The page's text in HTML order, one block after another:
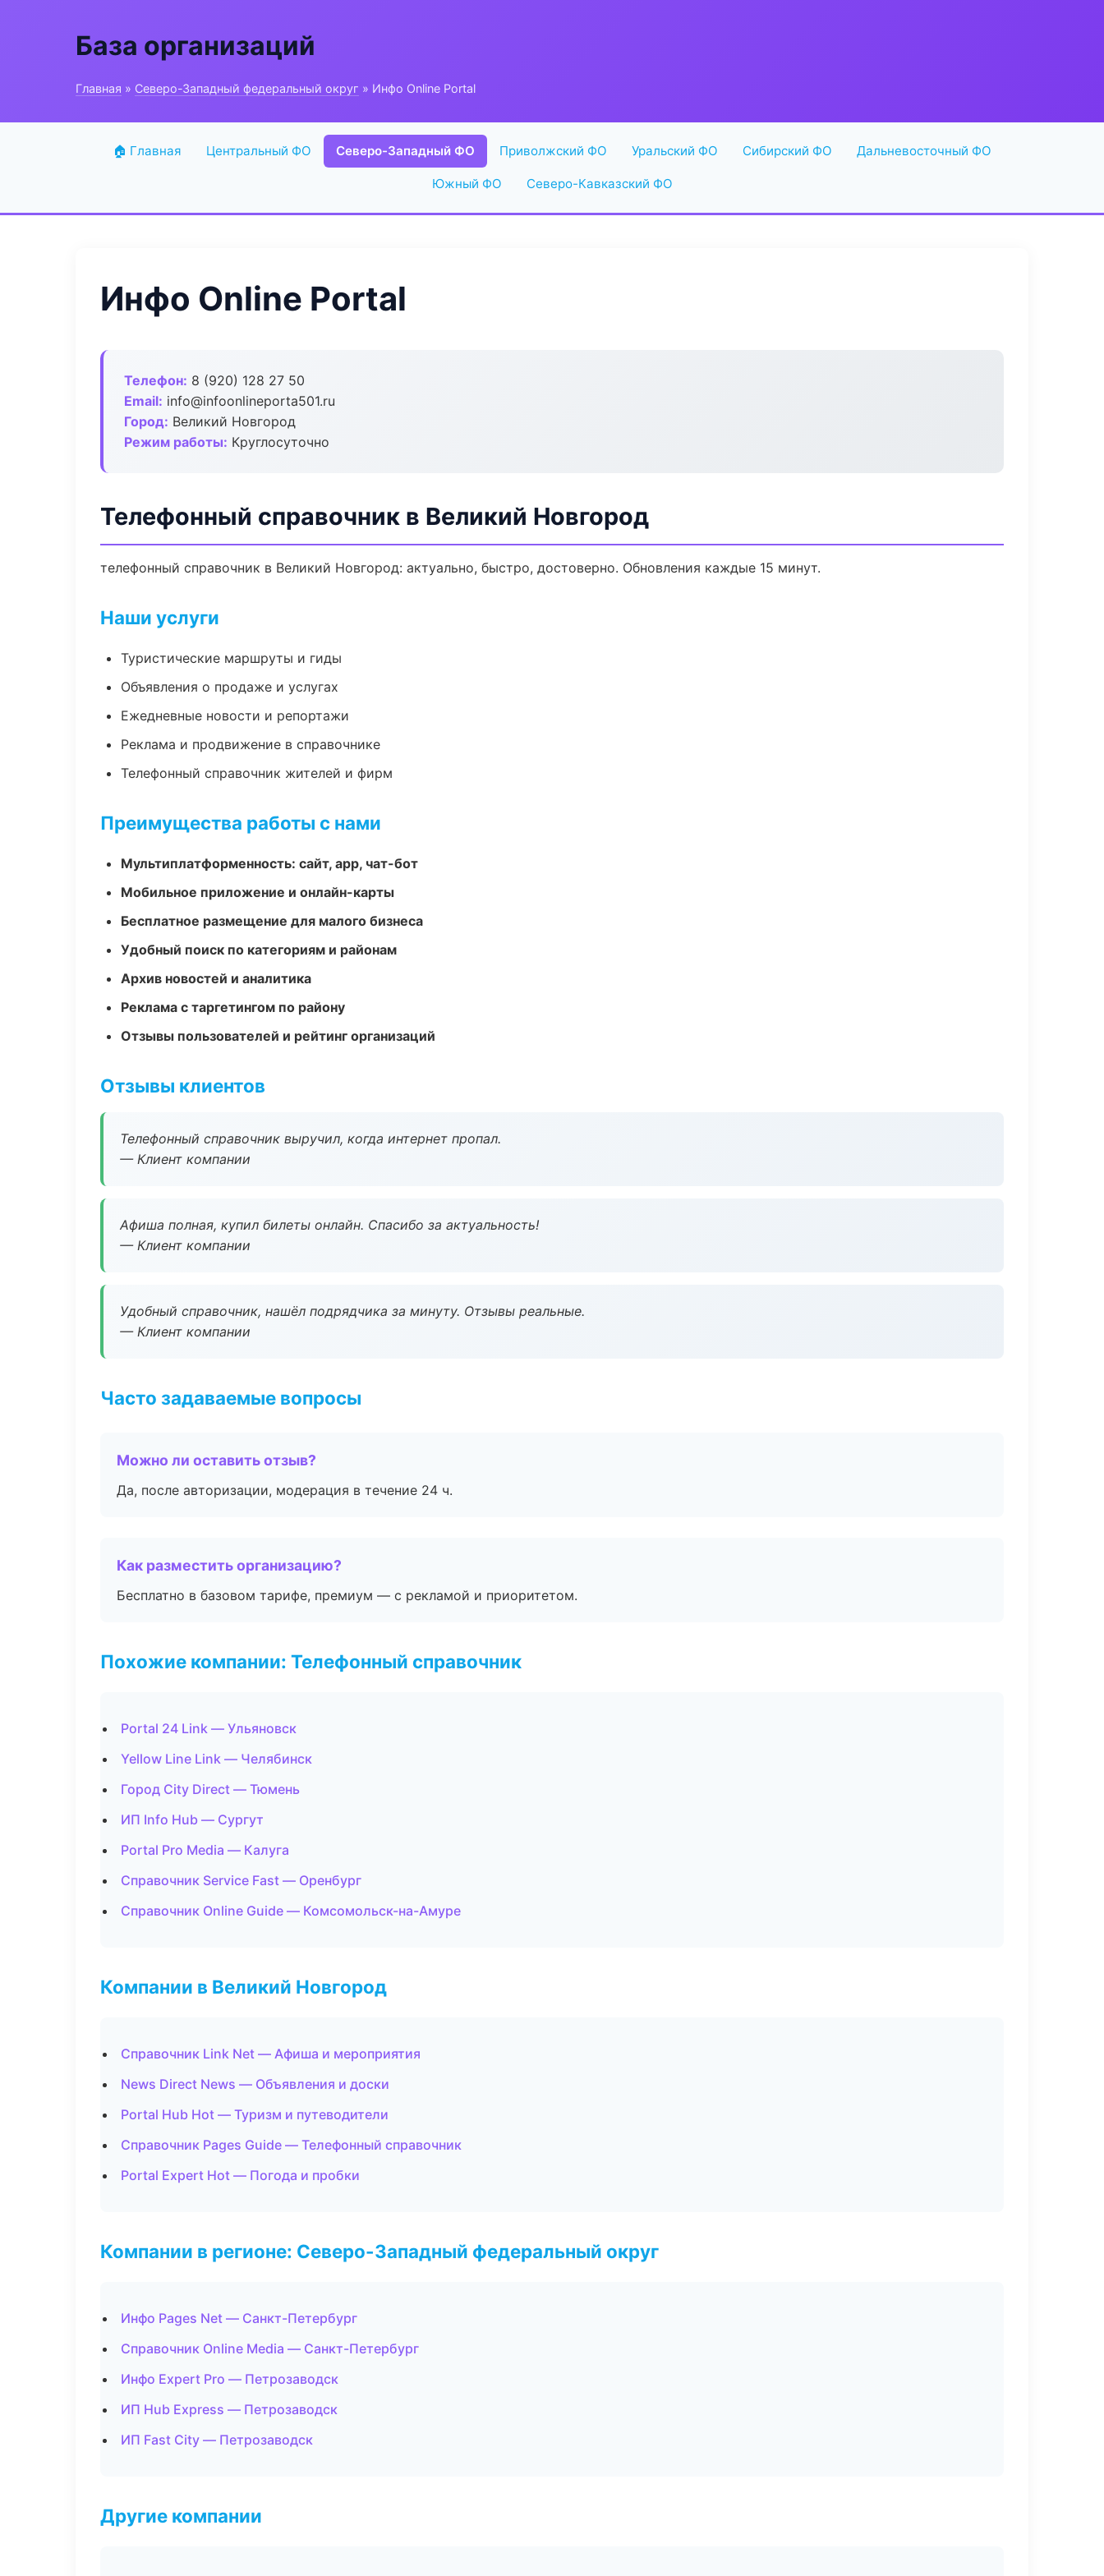
База организаций
Главная » Северо-Западный федеральный округ » Инфо Online Portal
🏠 Главная Центральный ФО Северо-Западный ФО Приволжский ФО Уральский ФО Сибирский ФО Дальневосточный ФО
Южный ФО Северо-Кавказский ФО
Инфо Online Portal
Телефон: 8 (920) 128 27 50
Email: info@infoonlineporta501.ru
Город: Великий Новгород
Режим работы: Круглосуточно
Телефонный справочник в Великий Новгород
телефонный справочник в Великий Новгород: актуально, быстро, достоверно. Обновления каждые 15 минут.
Наши услуги
Туристические маршруты и гиды
Объявления о продаже и услугах
Ежедневные новости и репортажи
Реклама и продвижение в справочнике
Телефонный справочник жителей и фирм
Преимущества работы с нами
Мультиплатформенность: сайт, app, чат-бот
Мобильное приложение и онлайн-карты
Бесплатное размещение для малого бизнеса
Удобный поиск по категориям и районам
Архив новостей и аналитика
Реклама с таргетингом по району
Отзывы пользователей и рейтинг организаций
Отзывы клиентов
Телефонный справочник выручил, когда интернет пропал.
— Клиент компании
Афиша полная, купил билеты онлайн. Спасибо за актуальность!
— Клиент компании
Удобный справочник, нашёл подрядчика за минуту. Отзывы реальные.
— Клиент компании
Часто задаваемые вопросы
Можно ли оставить отзыв?
Да, после авторизации, модерация в течение 24 ч.
Как разместить организацию?
Бесплатно в базовом тарифе, премиум — с рекламой и приоритетом.
Похожие компании: Телефонный справочник
Portal 24 Link — Ульяновск
Yellow Line Link — Челябинск
Город City Direct — Тюмень
ИП Info Hub — Сургут
Portal Pro Media — Калуга
Справочник Service Fast — Оренбург
Справочник Online Guide — Комсомольск-на-Амуре
Компании в Великий Новгород
Справочник Link Net — Афиша и мероприятия
News Direct News — Объявления и доски
Portal Hub Hot — Туризм и путеводители
Справочник Pages Guide — Телефонный справочник
Portal Expert Hot — Погода и пробки
Компании в регионе: Северо-Западный федеральный округ
Инфо Pages Net — Санкт-Петербург
Справочник Online Media — Санкт-Петербург
Инфо Expert Pro — Петрозаводск
ИП Hub Express — Петрозаводск
ИП Fast City — Петрозаводск
Другие компании